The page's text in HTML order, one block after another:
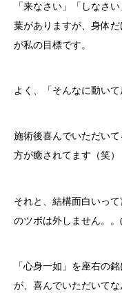
「来なさい」「しなさ
葉がありますが、身体
が私の目標です。
よく、「そんなに動い
施術後喜んでいただい
方が癒されてます（笑）
それと、結構面白いっ
のツボは外しません。
「心身一如」を座右の
が、喜んでいただいて